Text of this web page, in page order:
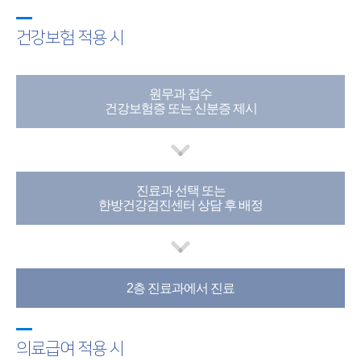
건강보험 적용 시
원무과 접수
건강보험증 또는 신분증 제시
진료과 선택 또는
한방건강검진센터 상담 후 배정
2층 진료과에서 진료
의료급여 적용 시